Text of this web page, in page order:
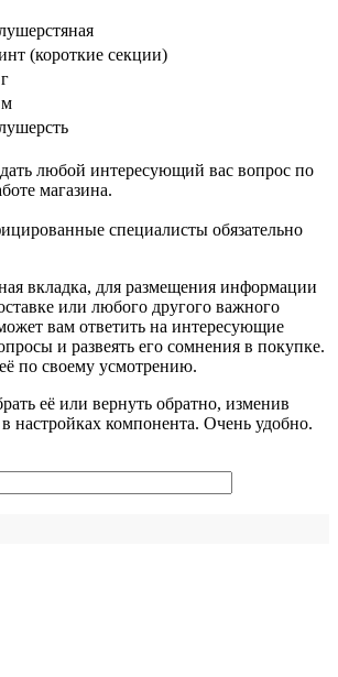
(короткие секции)
любой интересующий вас вопрос по
магазина.
специалисты обязательно
вкладка, для размещения информации
или любого другого важного
вам ответить на интересующие
и развеять его сомнения в покупке.
по своему усмотрению.
её или вернуть обратно, изменив
настройках компонента. Очень удобно.